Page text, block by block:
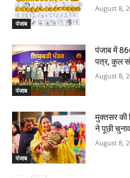
पंजाब
August 8,
पंजाब
पंजाब में
पत्र, कुल
August 8,
पंजाब
मुक्तसर की
ने पूछी
August 8,